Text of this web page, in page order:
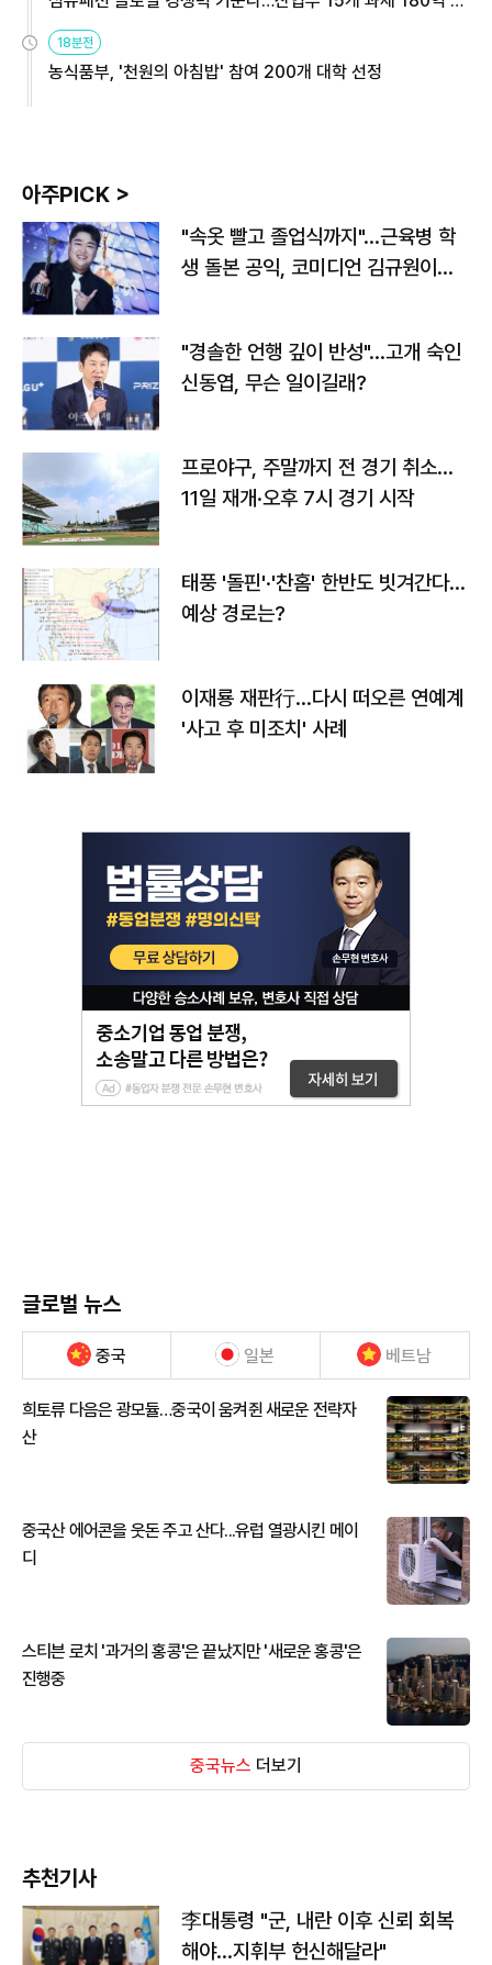
18분전
농식품부, '천원의 아침밥' 참여 200개 대학 선정
아주PICK >
"속옷 빨고 졸업식까지"…근육병 학
생 돌본 공익, 코미디언 김규원이었
"경솔한 언행 깊이 반성"…고개 숙인
신동엽, 무슨 일이길래?
프로야구, 주말까지 전 경기 취소…
11일 재개·오후 7시 경기 시작
태풍 '돌핀'·'찬홈' 한반도 빗겨간다…
예상 경로는?
이재룡 재판行…다시 떠오른 연예계
'사고 후 미조치' 사례
글로벌 뉴스
중국 일본 베트남
희토류 다음은 광모듈…중국이 움켜쥔 새로운 전략자
산
중국산 에어콘을 웃돈 주고 산다...유럽 열광시킨 메이
디
스티븐 로치 '과거의 홍콩'은 끝났지만 '새로운 홍콩'은
진행중
중국뉴스 더보기
추천기사
李대통령 "군, 내란 이후 신뢰 회복
해야…지휘부 헌신해달라"